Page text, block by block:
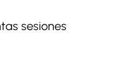
sesiones